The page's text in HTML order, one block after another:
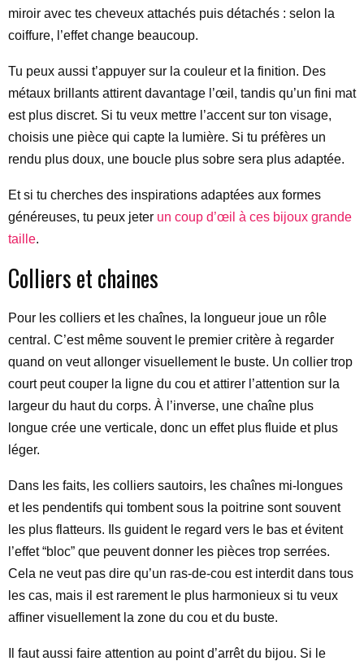
miroir avec tes cheveux attachés puis détachés : selon la
coiffure, l’effet change beaucoup.
Tu peux aussi t’appuyer sur la couleur et la finition. Des
métaux brillants attirent davantage l’œil, tandis qu’un fini mat
est plus discret. Si tu veux mettre l’accent sur ton visage,
choisis une pièce qui capte la lumière. Si tu préfères un
rendu plus doux, une boucle plus sobre sera plus adaptée.
Et si tu cherches des inspirations adaptées aux formes
généreuses, tu peux jeter un coup d’œil à ces bijoux grande
taille.
Colliers et chaines
Pour les colliers et les chaînes, la longueur joue un rôle
central. C’est même souvent le premier critère à regarder
quand on veut allonger visuellement le buste. Un collier trop
court peut couper la ligne du cou et attirer l’attention sur la
largeur du haut du corps. À l’inverse, une chaîne plus
longue crée une verticale, donc un effet plus fluide et plus
léger.
Dans les faits, les colliers sautoirs, les chaînes mi-longues
et les pendentifs qui tombent sous la poitrine sont souvent
les plus flatteurs. Ils guident le regard vers le bas et évitent
l’effet “bloc” que peuvent donner les pièces trop serrées.
Cela ne veut pas dire qu’un ras-de-cou est interdit dans tous
les cas, mais il est rarement le plus harmonieux si tu veux
affiner visuellement la zone du cou et du buste.
Il faut aussi faire attention au point d’arrêt du bijou. Si le